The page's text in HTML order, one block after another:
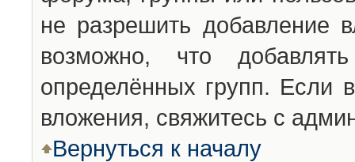
не разрешить добавление
возможно, что
определённых групп. Если
вложения, свяжитесь с
Вернуться к началу